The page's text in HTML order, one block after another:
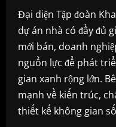
Đại diện Tập đoàn
dự án nhà có đầy đủ
mới bán, doanh
nguồn lực để phát
gian xanh rộng lớn.
mạnh về kiến trúc,
thiết kế không gian